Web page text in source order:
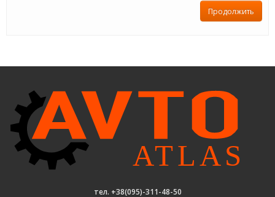
Продолжить
тел. +38(095)-311-48-50